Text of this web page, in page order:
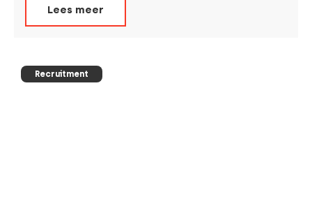
Lees meer
Recruitment